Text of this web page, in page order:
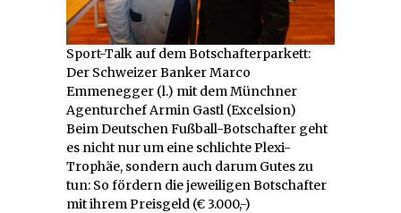
Sport-Talk auf dem Botschafterparkett:
Der Schweizer Banker Marco
Emmenegger (l.) mit dem Münchner
Agenturchef Armin Gastl (Excelsion)
Beim Deutschen Fußball-Botschafter geht
es nicht nur um eine schlichte Plexi-
Trophäe, sondern auch darum Gutes zu
tun: So fördern die jeweiligen Botschafter
mit ihrem Preisgeld (€ 3.000,-)